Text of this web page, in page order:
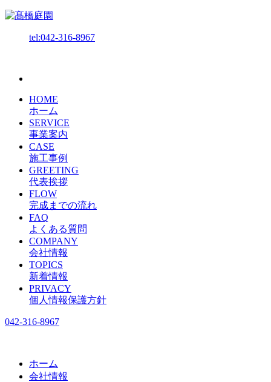
tel:042-316-8967
HOME
ホーム
SERVICE
事業案内
CASE
施工事例
GREETING
代表挨拶
FLOW
完成までの流れ
FAQ
よくある質問
COMPANY
会社情報
TOPICS
新着情報
PRIVACY
個人情報保護方針
042-316-8967
ホーム
会社情報